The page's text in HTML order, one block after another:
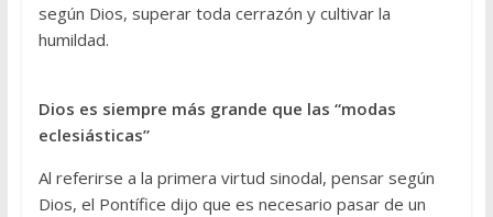
según Dios, superar toda cerrazón y cultivar la
humildad.
Dios es siempre más grande que las “modas
eclesiásticas”
Al referirse a la primera virtud sinodal, pensar según
Dios, el Pontífice dijo que es necesario pasar de un